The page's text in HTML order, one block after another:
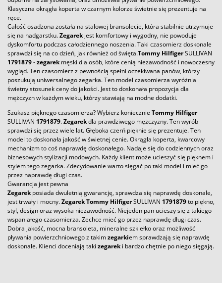
Klasyczna okrągła koperta w czarnym kolorze świetnie się prezentuje na
ręce.
Całość osadzona została na stalowej bransolecie, która stabilnie utrzymuje
się na nadgarstku.Zegarekjest komfortowy i wygodny, nie powoduje
dyskomfortu podczas całodziennego noszenia. Taki czasomierz doskonale
sprawdzi się na co dzień, jak również od święta.Tommy HilfigerSULLIVAN
1791879-zegarekmęski dla osób, które cenią niezawodność i nowoczesny
wygląd. Ten czasomierz z pewnością spełni oczekiwana panów, którzy
poszukują uniwersalnego zegarka. Ten model czasomierza wyróżnia
świetny stosunek ceny do jakości. Jest to doskonała propozycja dla
mężczyzn w każdym wieku, którzy stawiają na modne dodatki.
Szukasz pięknego czasomierza? Wybierz koniecznie Tommy Hilfiger
SULLIVAN 1791879.Zegarekdla prawdziwego mężczyzny. Ten wyrób
sprawdzi się przez wiele lat. Głęboka czerń pięknie się prezentuje. Ten
model to doskonała jakość w świetnej cenie. Okrągła koperta, kwarcowy
mechanizm to coś naprawdę doskonałego. Nadaje się do codziennych oraz
biznesowych stylizacji modowych. Każdy klient może ucieszyć się pięknem i
stylem tego zegarka. Zdecydowanie warto sięgać po taki model i mieć go
przez naprawdę długi czas.
Gwarancja jest pewna
Zegarekposiada dwuletnią gwarancję, sprawdza się naprawdę doskonale,
jest trwały i mocny.ZegarekTommy HilfigerSULLIVAN 1791879to piękno,
styl, design oraz wysoka niezawodność. Niejeden pan ucieszy się z takiego
wspaniałego czasomierza. Zechce mieć go przez naprawdę długi czas.
Dobra jakość, mocna bransoleta, mineralne szkiełko oraz możliwość
pływania powierzchniowego z takimzegarkiem sprawdzają się naprawdę
doskonale. Klienci doceniają taki zegareki bardzo chętnie po niego sięgają.